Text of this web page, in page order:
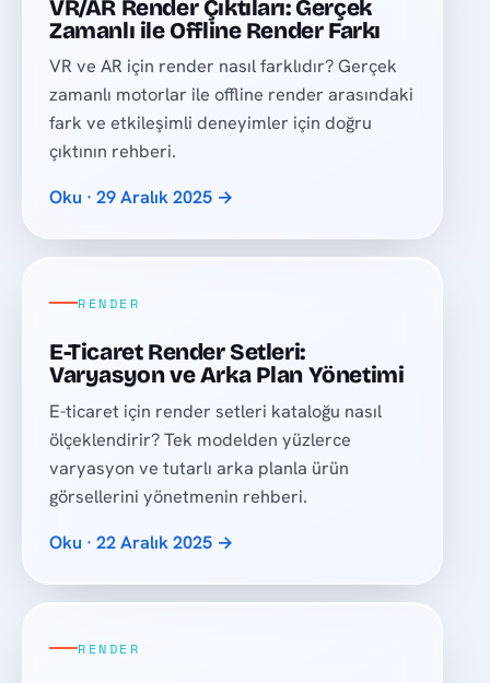
VR/AR Render Çıktıları: Gerçek
Zamanlı ile Offline Render Farkı
VR ve AR için render nasıl farklıdır? Gerçek
zamanlı motorlar ile offline render arasındaki
fark ve etkileşimli deneyimler için doğru
çıktının rehberi.
Oku · 29 Aralık 2025 →
RENDER
E-Ticaret Render Setleri:
Varyasyon ve Arka Plan Yönetimi
E-ticaret için render setleri kataloğu nasıl
ölçeklendirir? Tek modelden yüzlerce
varyasyon ve tutarlı arka planla ürün
görsellerini yönetmenin rehberi.
Oku · 22 Aralık 2025 →
RENDER